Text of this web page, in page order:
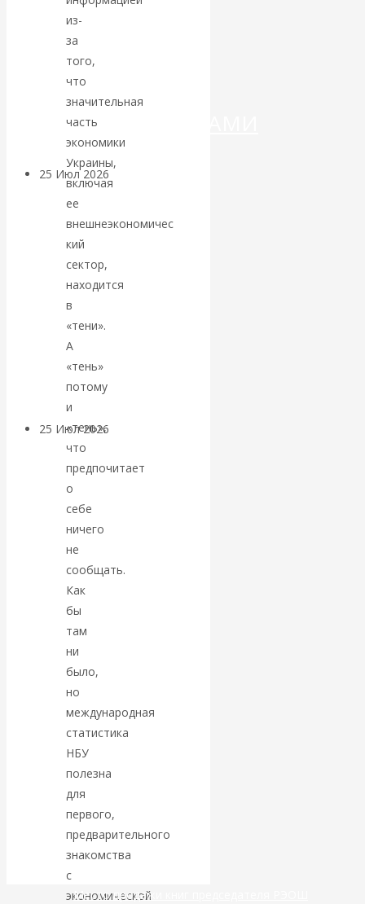
ДЕНЕГ»: КИТАЙ
ВЕДЁТ БОРЬБУ
КРИПТОВАЛЮТАМИ
25 Июл 2026
Валентин
КАтасонов.
Может ли
Америка
покинуть НАТО?
25 Июл 2026
интервью и беседы
«Об этом
молчат»:
экономист
Валентин
Катасонов
считает, что
кризис в
банковской
сфере России
уже начался
из-
за
того,
что
значительная
часть
экономики
Украины,
включая
ее
внешнеэкономичес
кий
сектор,
находится
в
«тени».
А
«тень»
потому
и
«тень»,
что
предпочитает
о
себе
ничего
не
сообщать.
Как
бы
там
ни
было,
но
международная
статистика
НБУ
полезна
для
первого,
предварительного
знакомства
с
экономической
Место продажи книг председателя РЭОШ